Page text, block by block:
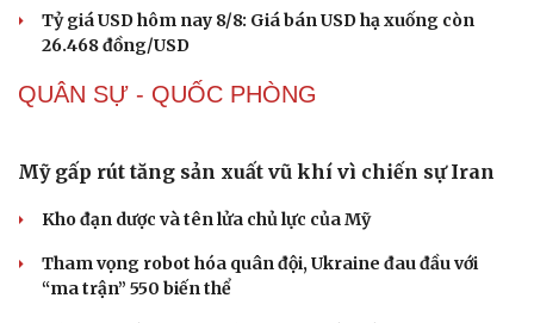
Văn học
Âm nhạc
Di sản
Thời trang
Giá vàng hôm nay 9/8: Vàng SJC tiếp tục trụ ở mức
cao
Giá cà phê hôm nay 9/8: Giá cà phê trong nước ở mức
Giá xăng dầu hôm nay 9/8: Giá dầu thế giới tăng nhẹ
Giá xăng dầu hôm nay 8/8: Giá dầu giảm khi có tín hiệu
mở lại eo biển Hormuz
Tỷ giá USD hôm nay 8/8: Giá bán USD hạ xuống còn
26.468 đồng/USD